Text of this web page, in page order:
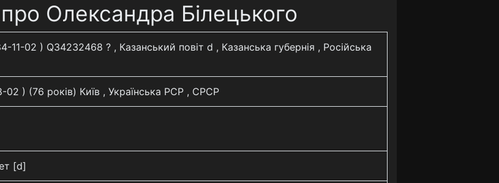
Олександра Білецького
11-02 ) Q34232468 ? , Казанський повіт d , Казанська губернія , Російська
02 ) (76 років) Київ , Українська РСР , СРСР
[d]